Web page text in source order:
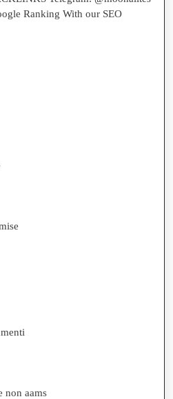
Ranking With our SEO
non aams